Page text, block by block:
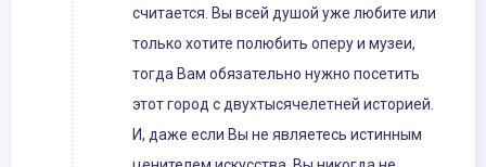
считается. Вы всей душой уже любите или
только хотите полюбить оперу и музеи,
тогда Вам обязательно нужно посетить
этот город с двухтысячелетней историей.
И, даже если Вы не являетесь истинным